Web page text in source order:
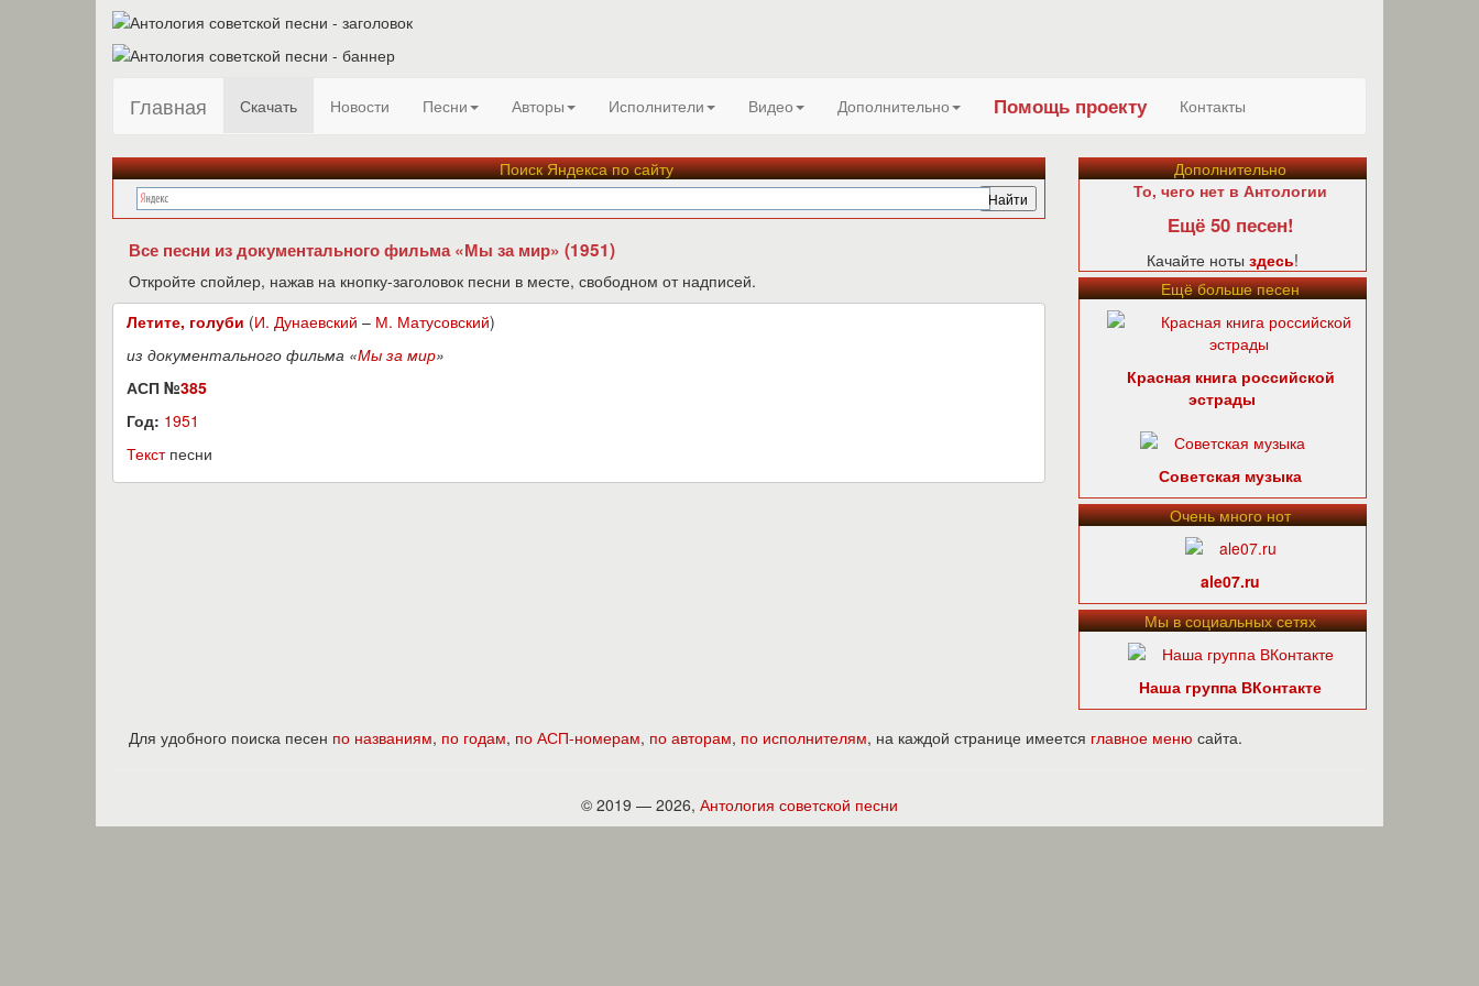
Главная Скачать Новости Песни Авторы Исполнители Видео Дополнительно Помощь проекту Контакты
Поиск Яндекса по сайту
Все песни из документального фильма «Мы за мир» (1951)
Откройте спойлер, нажав на кнопку-заголовок песни в месте, свободном от надписей.
Летите, голуби (И. Дунаевский – М. Матусовский)
из документального фильма «Мы за мир»
АСП №385
Год: 1951
Текстпесни
Дополнительно
То, чего нет в Антологии
Ещё 50 песен!
Качайте ноты здесь!
Ещё больше песен
Красная книга российской
эстрады
Советская музыка
Очень много нот
ale07.ru
Мы в социальных сетях
Наша группа ВКонтакте
Для удобного поиска песен по названиям, по годам, по АСП-номерам, по авторам, по исполнителям, на каждой странице имеется главное меню сайта.
© 2019 — 2026, Антология советской песни